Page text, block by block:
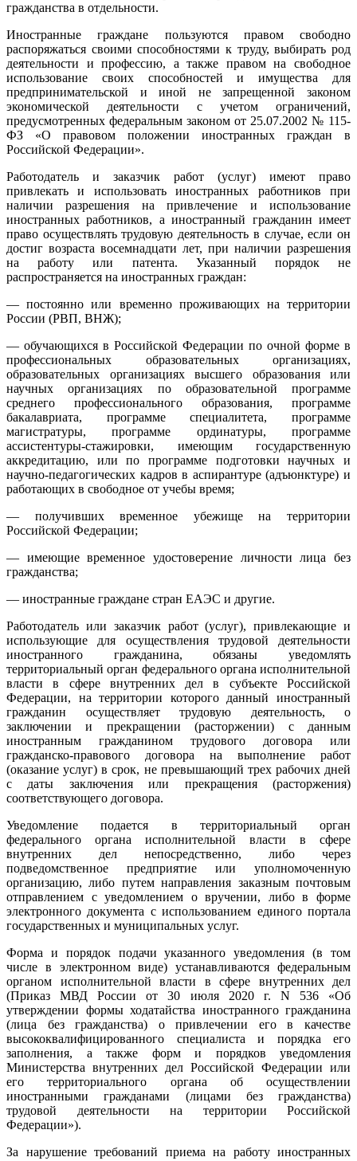
гражданства в отдельности.
Иностранные граждане пользуются правом свободно
распоряжаться своими способностями к труду, выбирать род
деятельности и профессию, а также правом на свободное
использование своих способностей и имущества для
предпринимательской и иной не запрещенной законом
экономической деятельности с учетом ограничений,
предусмотренных федеральным законом от 25.07.2002 № 115-
ФЗ «О правовом положении иностранных граждан в
Российской Федерации».
Работодатель и заказчик работ (услуг) имеют право
привлекать и использовать иностранных работников при
наличии разрешения на привлечение и использование
иностранных работников, а иностранный гражданин имеет
право осуществлять трудовую деятельность в случае, если он
достиг возраста восемнадцати лет, при наличии разрешения
на работу или патента. Указанный порядок не
распространяется на иностранных граждан:
— постоянно или временно проживающих на территории
России (РВП, ВНЖ);
— обучающихся в Российской Федерации по очной форме в
профессиональных образовательных организациях,
образовательных организациях высшего образования или
научных организациях по образовательной программе
среднего профессионального образования, программе
бакалавриата, программе специалитета, программе
магистратуры, программе ординатуры, программе
ассистентуры-стажировки, имеющим государственную
аккредитацию, или по программе подготовки научных и
научно-педагогических кадров в аспирантуре (адъюнктуре) и
работающих в свободное от учебы время;
— получивших временное убежище на территории
Российской Федерации;
— имеющие временное удостоверение личности лица без
гражданства;
— иностранные граждане стран ЕАЭС и другие.
Работодатель или заказчик работ (услуг), привлекающие и
использующие для осуществления трудовой деятельности
иностранного гражданина, обязаны уведомлять
территориальный орган федерального органа исполнительной
власти в сфере внутренних дел в субъекте Российской
Федерации, на территории которого данный иностранный
гражданин осуществляет трудовую деятельность, о
заключении и прекращении (расторжении) с данным
иностранным гражданином трудового договора или
гражданско-правового договора на выполнение работ
(оказание услуг) в срок, не превышающий трех рабочих дней
с даты заключения или прекращения (расторжения)
соответствующего договора.
Уведомление подается в территориальный орган
федерального органа исполнительной власти в сфере
внутренних дел непосредственно, либо через
подведомственное предприятие или уполномоченную
организацию, либо путем направления заказным почтовым
отправлением с уведомлением о вручении, либо в форме
электронного документа с использованием единого портала
государственных и муниципальных услуг.
Форма и порядок подачи указанного уведомления (в том
числе в электронном виде) устанавливаются федеральным
органом исполнительной власти в сфере внутренних дел
(Приказ МВД России от 30 июля 2020 г. N 536 «Об
утверждении формы ходатайства иностранного гражданина
(лица без гражданства) о привлечении его в качестве
высококвалифицированного специалиста и порядка его
заполнения, а также форм и порядков уведомления
Министерства внутренних дел Российской Федерации или
его территориального органа об осуществлении
иностранными гражданами (лицами без гражданства)
трудовой деятельности на территории Российской
Федерации»).
За нарушение требований приема на работу иностранных